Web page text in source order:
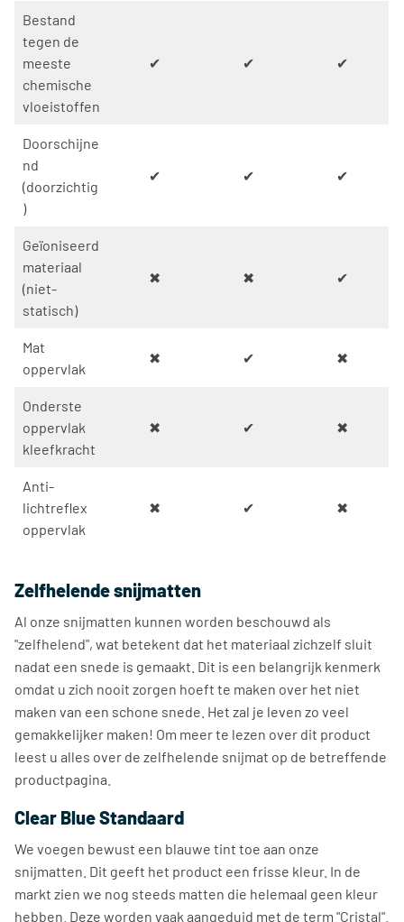
Bestand
tegen de
meeste
chemische
vloeistoffen
✔ ✔ ✔
Doorschijne
nd
(doorzichtig
)
✔ ✔ ✔
Geïoniseerd
materiaal
(niet-
statisch)
✖ ✖ ✔
Mat
oppervlak
✖ ✔ ✖
Onderste
oppervlak
kleefkracht
✖ ✔ ✖
Anti-
lichtreflex
oppervlak
✖ ✔ ✖
Zelfhelende snijmatten
Al onze snijmatten kunnen worden beschouwd als
"zelfhelend", wat betekent dat het materiaal zichzelf sluit
nadat een snede is gemaakt. Dit is een belangrijk kenmerk
omdat u zich nooit zorgen hoeft te maken over het niet
maken van een schone snede. Het zal je leven zo veel
gemakkelijker maken! Om meer te lezen over dit product
leest u alles over de zelfhelende snijmat op de betreffende
productpagina.
Clear Blue Standaard
We voegen bewust een blauwe tint toe aan onze
snijmatten. Dit geeft het product een frisse kleur. In de
markt zien we nog steeds matten die helemaal geen kleur
hebben. Deze worden vaak aangeduid met de term "Cristal".